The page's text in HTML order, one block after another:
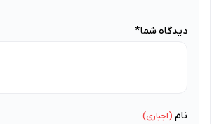
دیدگاه شما*
نام